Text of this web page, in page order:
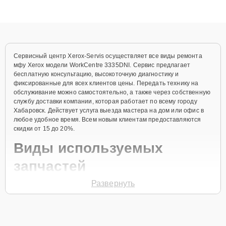
Сервисный центр Xerox-Servis осуществляет все виды ремонта
мфу Xerox модели WorkCentre 3335DNI. Сервис предлагает
бесплатную консультацию, высокоточную диагностику и
фиксированные для всех клиентов цены. Передать технику на
обслуживание можно самостоятельно, а также через собственную
службу доставки компании, которая работает по всему городу
Хабаровск. Действует услуга выезда мастера на дом или офис в
любое удобное время. Всем новым клиентам предоставляются
скидки от 15 до 20%.
Виды используемых
запчастей
Для ремонта мфу модели WorkCentre 3335DNI предлагаются как
Развернуть